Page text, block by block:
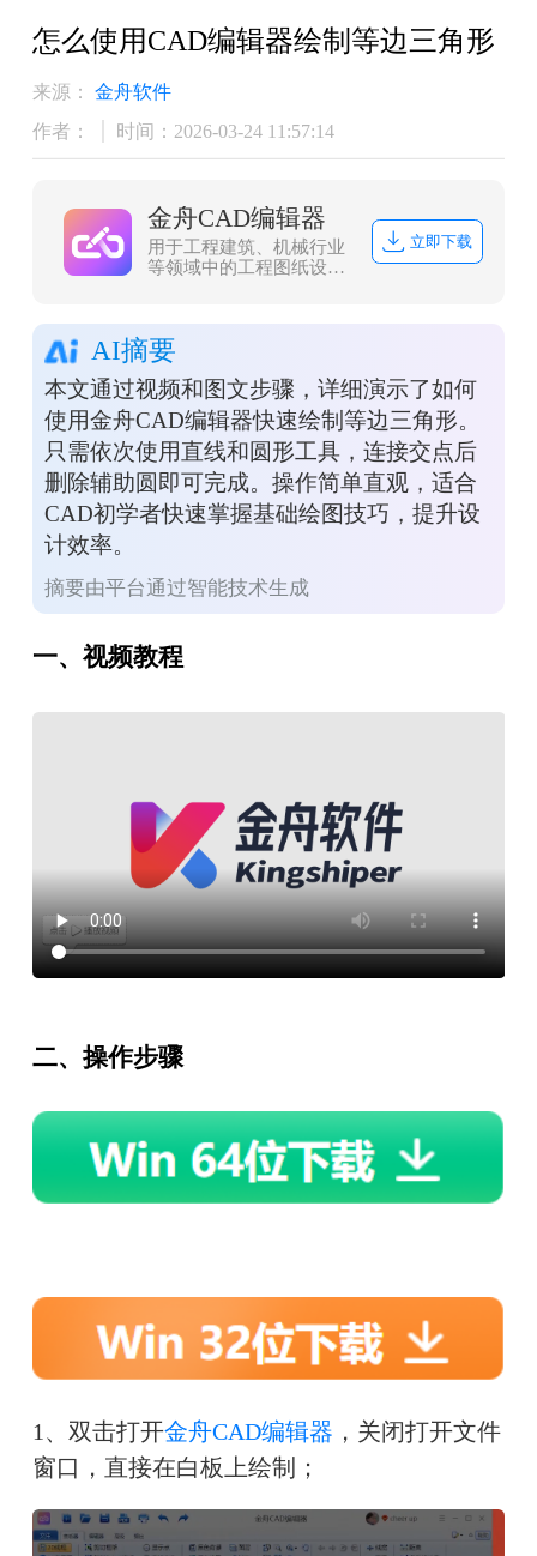
怎么使用CAD编辑器绘制等边三角形
来源：
金舟软件
作者：
时间：2026-03-24 11:57:14
金舟CAD编辑器
用于工程建筑、机械行业
等领域中的工程图纸设计
功能齐全,让用户在CAD制
图过程中获得良好体验
立即下载
AI摘要
本文通过视频和图文步骤，详细演示了如何
使用金舟CAD编辑器快速绘制等边三角形。
只需依次使用直线和圆形工具，连接交点后
删除辅助圆即可完成。操作简单直观，适合
CAD初学者快速掌握基础绘图技巧，提升设
计效率。
摘要由平台通过智能技术生成
一、视频教程
二、操作步骤
1、双击打开金舟CAD编辑器 ，关闭打开文件
窗口，直接在白板上绘制；